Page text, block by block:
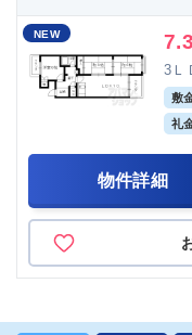
NEW 7.3
3Ｌ
敷
礼
物件詳細